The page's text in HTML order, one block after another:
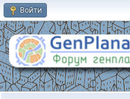
Войти